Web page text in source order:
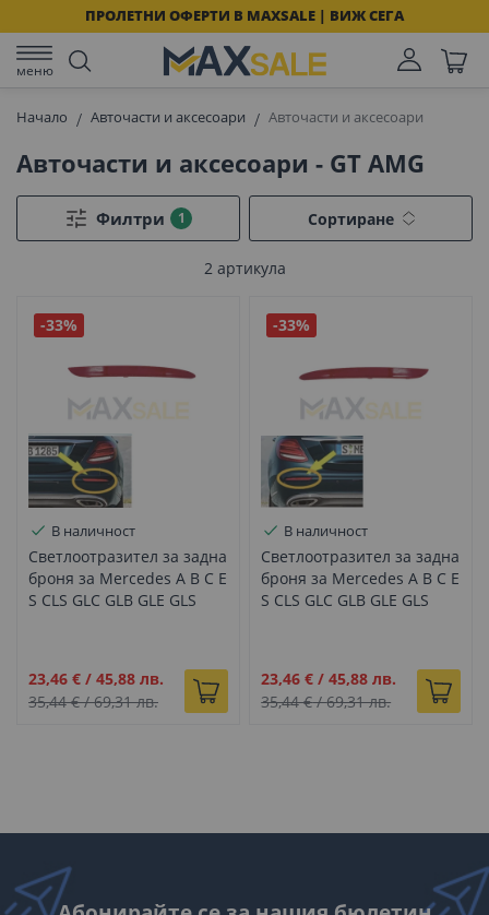
ПРОЛЕТНИ ОФЕРТИ В MAXSALE | ВИЖ СЕГА
меню
Начало Авточасти и аксесоари Авточасти и аксесоари
Авточасти и аксесоари - GT AMG
Филтри
2артикула
Сортиране
-33%
В наличност
Светлоотразител за задна
броня за Mercedes A B C E
S CLS GLC GLB GLE GLS
Промо
цена
23,46 € / 45,88 лв.
35,44 €/69,31 лв.
-33%
В наличност
Светлоотразител за задна
броня за Mercedes A B C E
S CLS GLC GLB GLE GLS
Промо
цена
23,46 € /45,88 лв.
35,44 €/69,31 лв.